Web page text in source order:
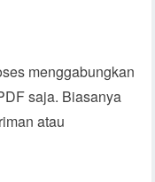
menggabungkan
saja. Biasanya
atau